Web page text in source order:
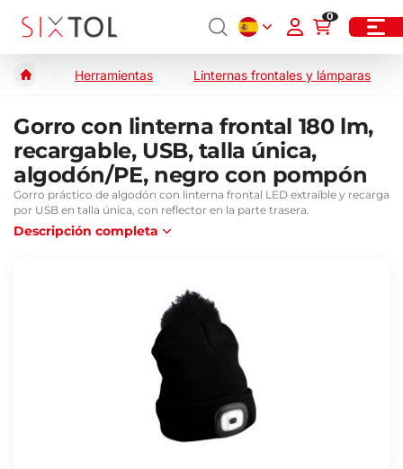
0
Herramientas Linternas frontales y lámparas
Gorro con linterna frontal 180 lm,
recargable, USB, talla única,
algodón/PE, negro con pompón
Gorro práctico de algodón con linterna frontal LED extraíble y recarga
por USB en talla única, con reflector en la parte trasera.
Descripción completa